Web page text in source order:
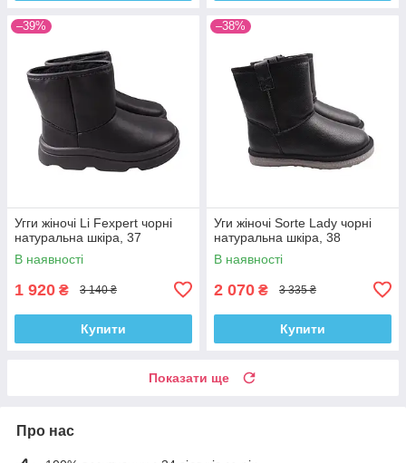
–39%
Угги жіночі Li Fexpert чорні
натуральна шкіра, 37
В наявності
1 920 ₴ 3 140 ₴
Купити
–38%
Уги жіночі Sorte Lady чорні
натуральна шкіра, 38
В наявності
2 070 ₴ 3 335 ₴
Купити
Показати ще
Про нас